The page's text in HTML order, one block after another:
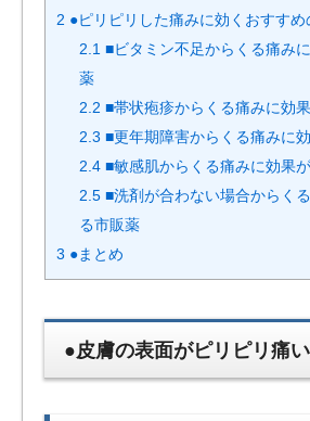
2 ●ピリピリした痛みに効くおすすめ
2.1 ■ビタミン不足からくる痛み
薬
2.2 ■帯状疱疹からくる痛みに効
2.3 ■更年期障害からくる痛みに
2.4 ■敏感肌からくる痛みに効果
2.5 ■洗剤が合わない場合からく
る市販薬
3 ●まとめ
●皮膚の表面がピリピリ痛